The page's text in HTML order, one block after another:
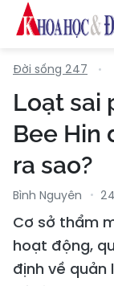
Đời sống 247
Loạt sai
Bee Hin
ra sao?
Bình Nguyên
Cơ sở thẩm
hoạt động,
định về quản